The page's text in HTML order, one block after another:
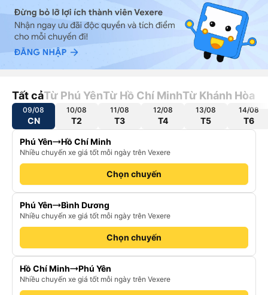
Tất cảTừ Phú YênTừ Hồ Chí MinhTừ Khánh Hòa
09/08
CN
10/08
T2
11/08
T3
12/08
T4
13/08
T5
14/08
T6
Phú Yên Hồ Chí Minh
Nhiều chuyến xe giá tốt mỗi ngày trên Vexere
Chọn chuyến
Phú Yên Bình Dương
Nhiều chuyến xe giá tốt mỗi ngày trên Vexere
Chọn chuyến
Hồ Chí Minh Phú Yên
Nhiều chuyến xe giá tốt mỗi ngày trên Vexere